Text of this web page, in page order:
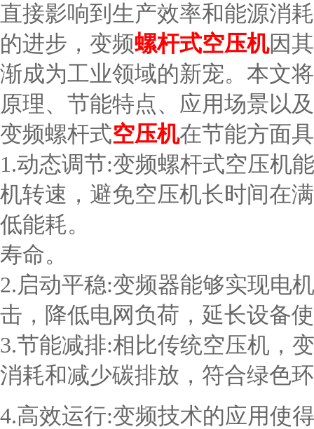
直接影响到生产效率和能源消
的进步，变频螺杆式空压机因
渐成为工业领域的新宠。本文
原理、节能特点、应用场景以
变频螺杆式空压机在节能方面
1.动态调节:变频螺杆式空压机
机转速，避免空压机长时间在
低能耗。
寿命。
2.启动平稳:变频器能够实现电
击，降低电网负荷，延长设备
3.节能减排:相比传统空压机，
消耗和减少碳排放，符合绿色
4.高效运行:变频技术的应用使